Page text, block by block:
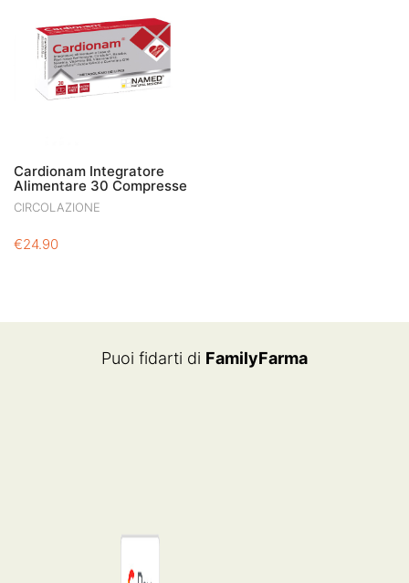
Cardionam Integratore
Alimentare 30 Compresse
CIRCOLAZIONE
€24.90
Puoi fidarti di FamilyFarma